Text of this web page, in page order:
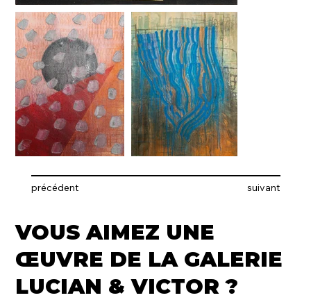
précédent suivant
VOUS AIMEZ UNE
ŒUVRE DE LA GALERIE
LUCIAN & VICTOR ?